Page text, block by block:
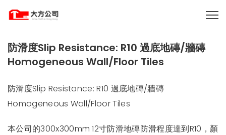
防滑度Slip Resistance: R10 過底地磚/牆磚
Homogeneous Wall/Floor Tiles
防滑度Slip Resistance: R10 過底地磚/牆磚
Homogeneous Wall/Floor Tiles
本公司的300x300mm 12寸防滑地磚防滑程度達到R10，顏